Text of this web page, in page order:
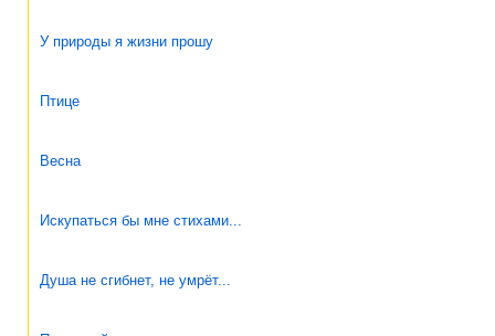
У природы я жизни прошу
Птице
Весна
Искупаться бы мне стихами...
Душа не сгибнет, не умрёт...